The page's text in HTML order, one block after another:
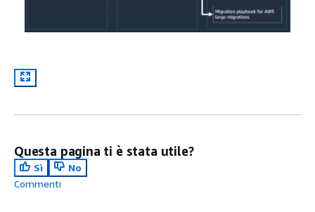
Questa pagina ti è stata utile?
Sì
No
Commenti